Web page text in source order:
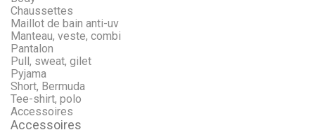
Chaussettes
Maillot de bain anti-uv
Manteau, veste, combi
Pantalon
Pull, sweat, gilet
Pyjama
Short, Bermuda
Tee-shirt, polo
Accessoires
Accessoires